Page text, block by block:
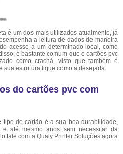
é um dos mais utilizados atualmente, já
a leitura de dados de maneira
acesso a um determinado local, como
é bastante comum que o cartões pvc
como crachá, visto que também é
estrutura fique como a desejada.
do cartões pvc com
tipo de cartão é a sua boa durabilidade,
até mesmo anos sem necessitar da
fale com a Qualy Printer Soluções agora